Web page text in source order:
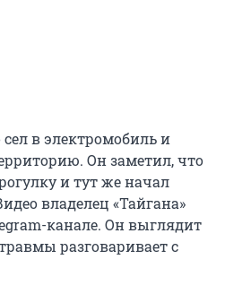
в электромобиль и
Он заметил, что
и тут же начал
владелец «Тайгана»
канале. Он выглядит
разговаривает с